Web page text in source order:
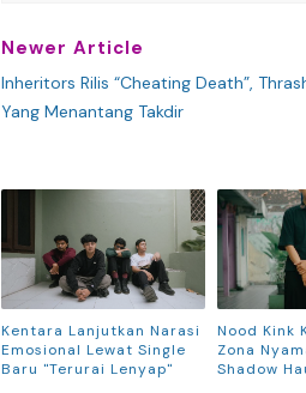
Newer Article
Inheritors Rilis “Cheating Death”,
Yang Menantang Takdir
Kentara Lanjutkan Narasi
Emosional Lewat Single
Baru "Terurai Lenyap"
Nood Kink
Zona
Shadow